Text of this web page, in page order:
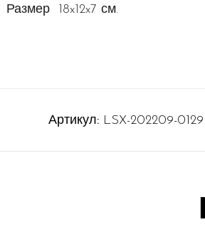
Размер 18x12x7 см.
Артикул: LSX-202209-0129